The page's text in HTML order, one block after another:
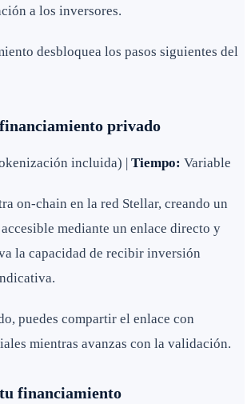
a los inversores.
desbloquea los pasos siguientes del
privado
incluida) | Tiempo: Variable
on-chain en la red Stellar, creando un
mediante un enlace directo y
la capacidad de recibir inversión
puedes compartir el enlace con
mientras avanzas con la validación.
financiamiento